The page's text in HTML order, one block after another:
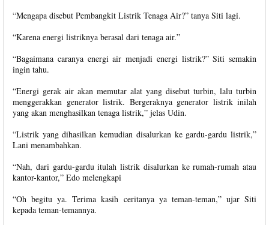
“Mengapa disebut Pembangkit Listrik Tenaga Air?” tanya Siti lagi.
“Karena energi listriknya berasal dari tenaga air.”
“Bagaimana caranya energi air menjadi energi listrik?” Siti semakin
ingin tahu.
“Energi gerak air akan memutar alat yang disebut turbin, lalu turbin
menggerakkan generator listrik. Bergeraknya generator listrik inilah
yang akan menghasilkan tenaga listrik,” jelas Udin.
“Listrik yang dihasilkan kemudian disalurkan ke gardu-gardu listrik,”
Lani menambahkan.
“Nah, dari gardu-gardu itulah listrik disalurkan ke rumah-rumah atau
kantor-kantor,” Edo melengkapi
“Oh begitu ya. Terima kasih ceritanya ya teman-teman,” ujar Siti
kepada teman-temannya.